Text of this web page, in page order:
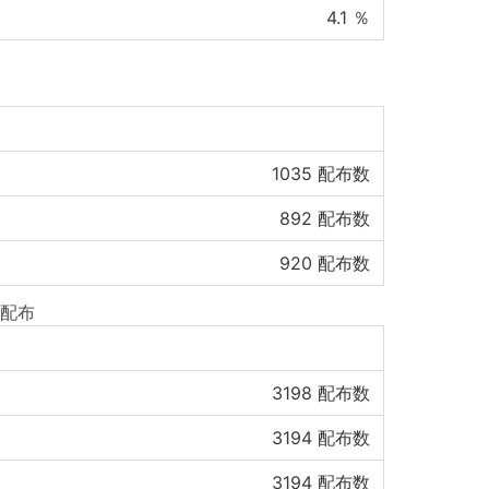
4.1 ％
1035 配布数
892 配布数
920 配布数
布
3198 配布数
3194 配布数
3194 配布数